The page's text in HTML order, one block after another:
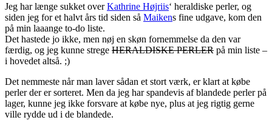
Jeg har længe sukket overKathrine Højriis‘ heraldiske perler, og
siden jeg for et halvt års tid siden så Maikens fine udgave, kom den
på min laaange to-do liste.
Det hastede jo ikke, men nøj en skøn fornemmelse da den var
færdig, og jeg kunne strege HERALDISKE PERLER på min liste –
i hovedet altså. ;)
Det nemmeste når man laver sådan et stort værk, er klart at købe
perler der er sorteret. Men da jeg har spandevis af blandede perler på
lager, kunne jeg ikke forsvare at købe nye, plus at jeg rigtig gerne
ville rydde ud i de blandede.